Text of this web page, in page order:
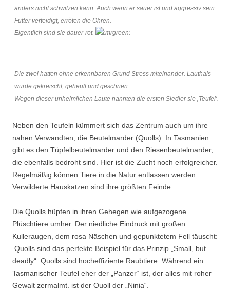
anders nicht schwitzen kann. Auch wenn er sauer ist und aggressiv sein
Futter verteidigt, erröten die Ohren.
Eigentlich sind sie dauer-rot.
Die zwei hatten ohne erkennbaren Grund Stress miteinander. Lauthals
wurde gekreischt, geheult und geschrien.
Wegen dieser unheimlichen Laute nannten die ersten Siedler sie ‚Teufel‘.
Neben den Teufeln kümmert sich das Zentrum auch um ihre
nahen Verwandten, die Beutelmarder (Quolls). In Tasmanien
gibt es den Tüpfelbeutelmarder und den Riesenbeutelmarder,
die ebenfalls bedroht sind. Hier ist die Zucht noch erfolgreicher.
Regelmäßig können Tiere in die Natur entlassen werden.
Verwilderte Hauskatzen sind ihre größten Feinde.
Die Quolls hüpfen in ihren Gehegen wie aufgezogene
Plüschtiere umher. Der niedliche Eindruck mit großen
Kulleraugen, dem rosa Näschen und gepunktetem Fell täuscht:
Quolls sind das perfekte Beispiel für das Prinzip „Small, but
deadly“. Quolls sind hocheffiziente Raubtiere. Während ein
Tasmanischer Teufel eher der „Panzer“ ist, der alles mit roher
Gewalt zermalmt, ist der Quoll der „Ninja“.